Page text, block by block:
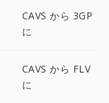
CAVS から 3GP
に
CAVS から FLV
に